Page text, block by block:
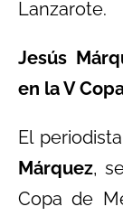
Lanzarote.
Jesús
en la V
El
Márquez,
Copa de